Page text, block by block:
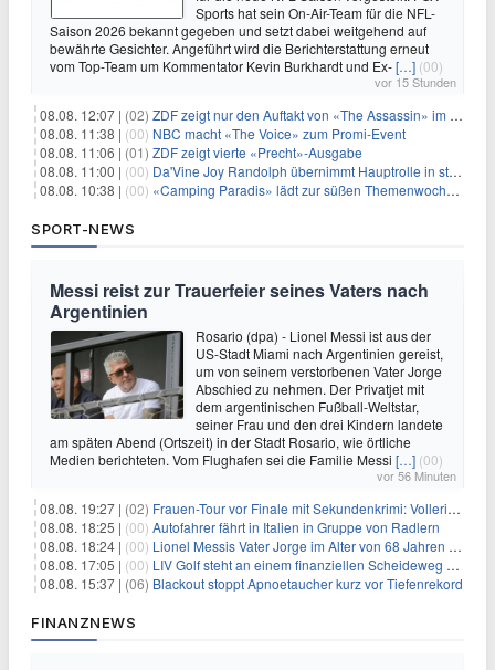
Sports hat sein On-Air-Team für die NFL-
Saison 2026 bekannt gegeben und setzt dabei weitgehend auf
bewährte Gesichter. Angeführt wird die Berichterstattung erneut
vom Top-Team um Kommentator Kevin Burkhardt und Ex-[…] (00)
vor 15 Stunden
08.08. 12:07 | (02) ZDF zeigt nur den Auftakt von «The Assassin» im Fernsehen
08.08. 11:38 | (00) NBC macht «The Voice» zum Promi-Event
08.08. 11:06 | (01) ZDF zeigt vierte «Precht»-Ausgabe
08.08. 11:00 | (00) Da'Vine Joy Randolph übernimmt Hauptrolle in starbesetzter schwarzer Komödie
08.08. 10:38 | (00) «Camping Paradis» lädt zur süßen Themenwoche ein
SPORT-NEWS
Messi reist zur Trauerfeier seines Vaters nach
Argentinien
Rosario (dpa) - Lionel Messi ist aus der
US-Stadt Miami nach Argentinien gereist,
um von seinem verstorbenen Vater Jorge
Abschied zu nehmen. Der Privatjet mit
dem argentinischen Fußball-Weltstar,
seiner Frau und den drei Kindern landete
am späten Abend (Ortszeit) in der Stadt Rosario, wie örtliche
Medien berichteten. Vom Flughafen sei die Familie Messi […] (00)
vor 56 Minuten
08.08. 19:27 | (02) Frauen-Tour vor Finale mit Sekundenkrimi: Vollering in Gelb
08.08. 18:25 | (00) Autofahrer fährt in Italien in Gruppe von Radlern
08.08. 18:24 | (00) Lionel Messis Vater Jorge im Alter von 68 Jahren gestorben
08.08. 17:05 | (00) LIV Golf steht an einem finanziellen Scheideweg auf der Suche nach neuen Investitionen
08.08. 15:37 | (06) Blackout stoppt Apnoetaucher kurz vor Tiefenrekord
FINANZNEWS